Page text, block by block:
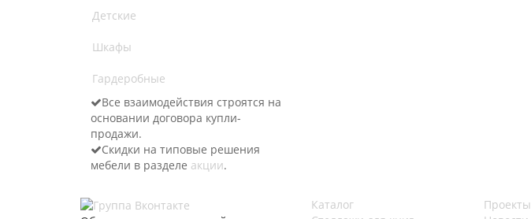
Детские
Шкафы
Гардеробные
Все взаимодействия строятся на
основании договора купли-
продажи.
Скидки на типовые решения
мебели в разделе акции.
Каталог Проекты